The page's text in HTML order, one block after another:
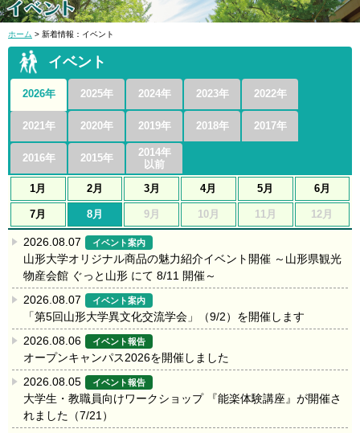
ホーム > 新着情報：イベント
イベント
2026年 2025年 2024年 2023年 2022年
2021年 2020年 2019年 2018年 2017年
2016年 2015年
2014年
以前
1月
2月 3月 4月 5月 6月
7月 8月 9月 10月 11月 12月
2026.08.07 イベント案内
山形大学オリジナル商品の魅力紹介イベント開催 ～山形県観光
物産会館 ぐっと山形 にて 8/11 開催～
2026.08.07
イベント案内
「第5回山形大学異文化交流学会」（9/2）を開催します
2026.08.06
イベント報告
オープンキャンパス2026を開催しました
2026.08.05
イベント報告
大学生・教職員向けワークショップ 『能楽体験講座』が開催さ
れました（7/21）